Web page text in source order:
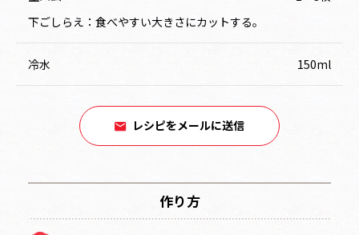
下ごしらえ：食べやすい大きさにカットする。
冷水 150ml
レシピをメールに送信
作り方